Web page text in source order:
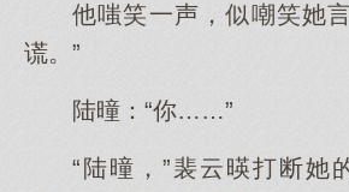
他嗤笑一声，似嘲笑她
谎。”
陆曈：“你……”
“陆曈，”裴云暎打断她